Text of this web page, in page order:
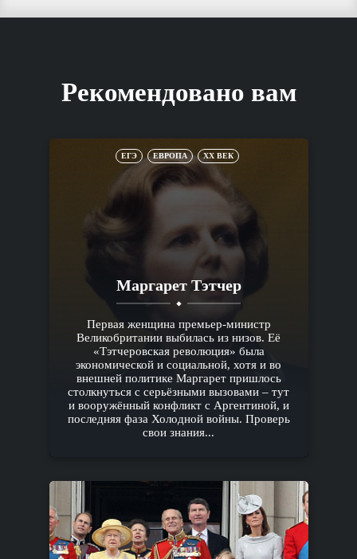
Рекомендовано вам
ЕГЭ ЕВРОПА XX ВЕК
Маргарет Тэтчер
Первая женщина премьер-министр
Великобритании выбилась из низов. Её
«Тэтчеровская революция» была
экономической и социальной, хотя и во
внешней политике Маргарет пришлось
столкнуться с серьёзными вызовами – тут
и вооружённый конфликт с Аргентиной, и
последняя фаза Холодной войны. Проверь
свои знания...